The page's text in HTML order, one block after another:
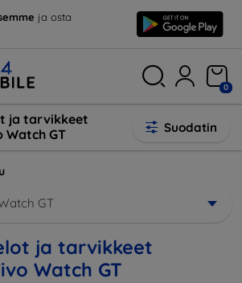
ja osta
0
ja tarvikkeet
GT
Suodatin
GT
ja tarvikkeet
Watch GT